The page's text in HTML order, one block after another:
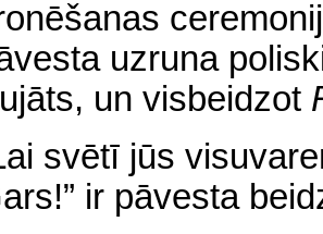
uzruna
un visbeidzot
svētī jūs
ir pāvesta